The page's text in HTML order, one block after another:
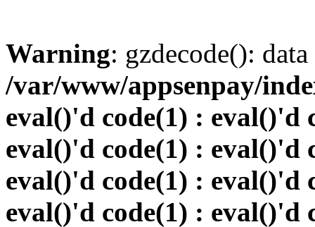
Warning: gzdecode():
/var/www/appsenpay/
eval()'d code(1) : eval()'d
eval()'d code(1) : eval()'d
eval()'d code(1) : eval()'d
eval()'d code(1) : eval()'d